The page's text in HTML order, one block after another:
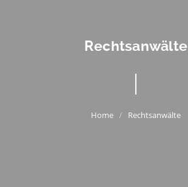
Rechtsanwälte
Rechtsanwälte